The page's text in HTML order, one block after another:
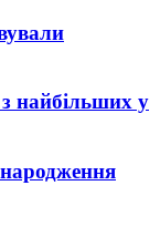
з найбільших у